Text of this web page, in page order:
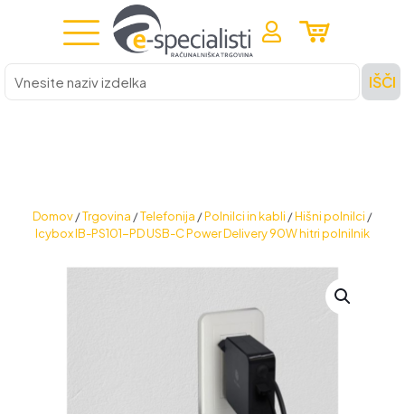
Vnesite
naziv
izdelka
IŠČI
Domov/Trgovina /Telefonija /Polnilci in kabli /Hišni polnilci /
Icybox IB-PS101-PD USB-C Power Delivery 90W hitri polnilnik